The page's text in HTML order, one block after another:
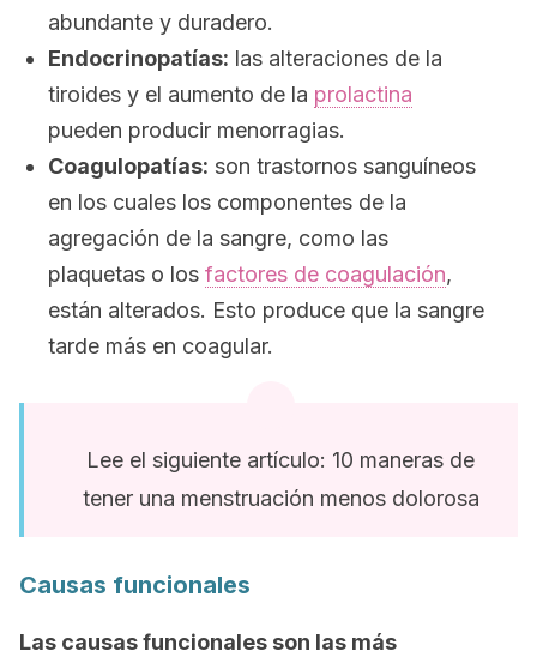
abundante y duradero.
Endocrinopatías: las alteraciones de la
tiroides y el aumento de la prolactina
pueden producir menorragias.
Coagulopatías: son trastornos sanguíneos
en los cuales los componentes de la
agregación de la sangre, como las
plaquetas o los factores de coagulación,
están alterados. Esto produce que la sangre
tarde más en coagular.
Lee el siguiente artículo: 10 maneras de
tener una menstruación menos dolorosa
Causas funcionales
Las causas funcionales son las más